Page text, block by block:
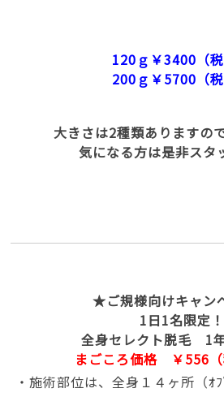
120ｇ￥3400（税
200ｇ￥5700（税
大きさは2種類ありますの
気になる方は是非ス
★ご規様向けキャン
1日1名限定！
全身セレクト脱毛 1
まごころ価格 ￥556（
・施術部位は、全身１４ヶ所（ｵ